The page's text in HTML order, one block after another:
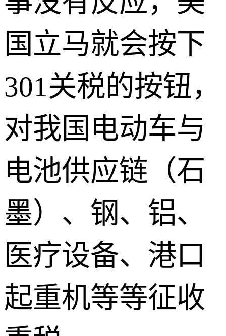
国立马就会按下
301关税的按钮，
对我国电动车与
电池供应链（石
墨）、钢、铝、
医疗设备、港口
起重机等等征收